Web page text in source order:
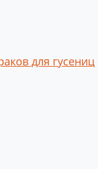
для гусениц